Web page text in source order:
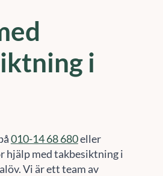
i
010-14 68 680eller
hjälp med takbesiktning i
Vi är ett team av